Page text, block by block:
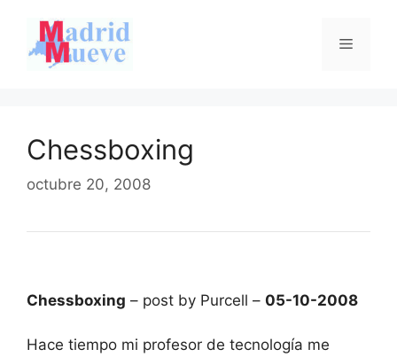
contenido
Menú
Chessboxing
octubre 20, 2008
Chessboxing – post by Purcell – 05-10-2008
Hace tiempo mi profesor de tecnología me